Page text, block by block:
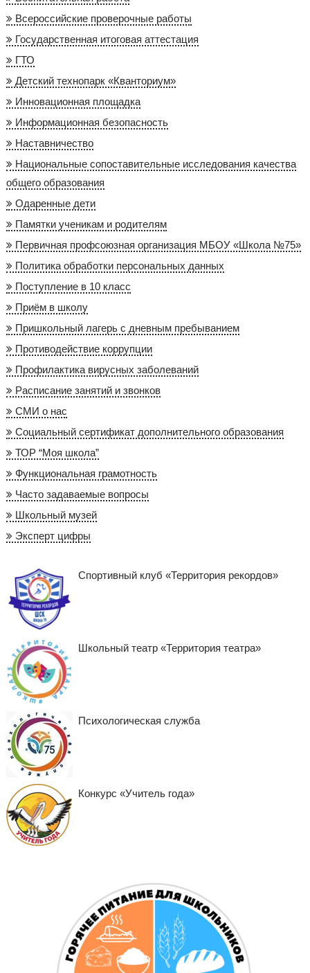
Всероссийские проверочные работы
Государственная итоговая аттестация
ГТО
Детский технопарк «Кванториум»
Инновационная площадка
Информационная безопасность
Наставничество
Национальные сопоставительные исследования качества
общего образования
Одаренные дети
Памятки ученикам и родителям
Первичная профсоюзная организация МБОУ «Школа №75»
Политика обработки персональных данных
Поступление в 10 класс
Приём в школу
Пришкольный лагерь с дневным пребыванием
Противодействие коррупции
Профилактика вирусных заболеваний
Расписание занятий и звонков
СМИ о нас
Социальный сертификат дополнительного образования
ТОР “Моя школа”
Функциональная грамотность
Часто задаваемые вопросы
Школьный музей
Эксперт цифры
Спортивный клуб «Территория рекордов»
Школьный театр «Территория театра»
Психологическая служба
Конкурс «Учитель года»